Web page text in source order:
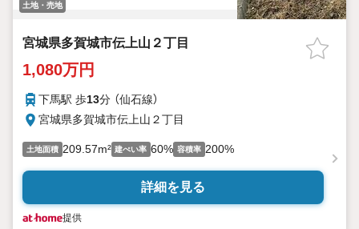
土地・売地
宮城県多賀城市伝上山２丁目
1,080万円
下馬駅 歩13分 （仙石線）
宮城県多賀城市伝上山２丁目
土地面積 209.57m² 建ぺい率 60% 容積率 200%
詳細を見る
提供